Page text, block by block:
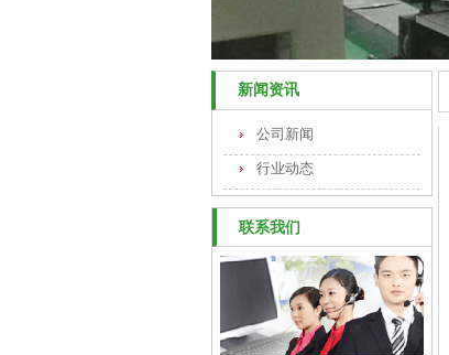
新闻资讯
公司新闻
行业动态
联系我们